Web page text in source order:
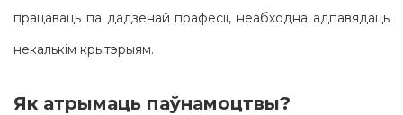
працаваць па дадзенай прафесіі, неабходна адпавядаць
некалькім крытэрыям.
Як атрымаць паўнамоцтвы?